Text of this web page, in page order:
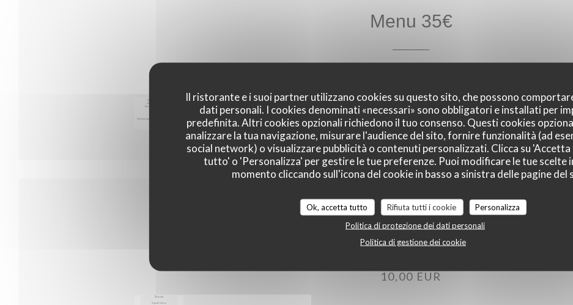
Il ristorante e i suoi partner utilizzano cookies su questo sito, che possono
dati personali. I cookies denominati «necessari» sono obbligatori e installati per
predefinita. Altri cookies opzionali richiedono il tuo consenso. Questi cookies
analizzare la tua navigazione, misurare l'audience del sito, fornire funzionalità (ad
social network) o visualizzare pubblicità o contenuti personalizzati. Clicca su
tutto' o 'Personalizza' per gestire le tue preferenze. Puoi modificare le tue scelte
momento cliccando sull'icona del cookie in basso a sinistra delle pagine del
Ok, accetta tutto Rifiuta tutti i cookie
Personalizza
Politica di protezione dei dati personali
Politica di gestione dei cookie
Menu 35€
Menu 35
Menu enfant
10,00 EUR